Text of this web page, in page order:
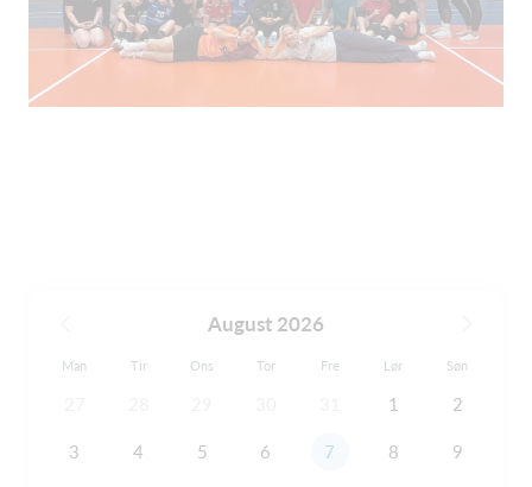
August 2026
Man Tir Ons Tor Fre Lør Søn
1 2
3 4 5 6 7 8 9